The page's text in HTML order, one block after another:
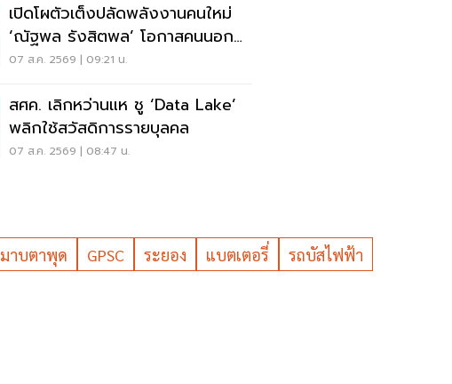
เปิดโผตัวเต็งปลัดพลังงานคนใหม่
‘ณัฐพล รังสิตพล’ โอกาสคนนอกมา
แรง 95%
07 ส.ค. 2569 | 09:21 น.
สศค. เลิกหว่านแห ชู ‘Data Lake’
พลิกใช้สวัสดิการรายบุลคล
07 ส.ค. 2569 | 08:47 น.
มาบตาพุด GPSC ระยอง แบตเตอรี่
รถบัสไฟฟ้า